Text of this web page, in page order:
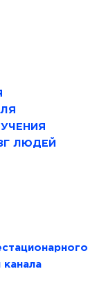
ЛЮДЕЙ
канала